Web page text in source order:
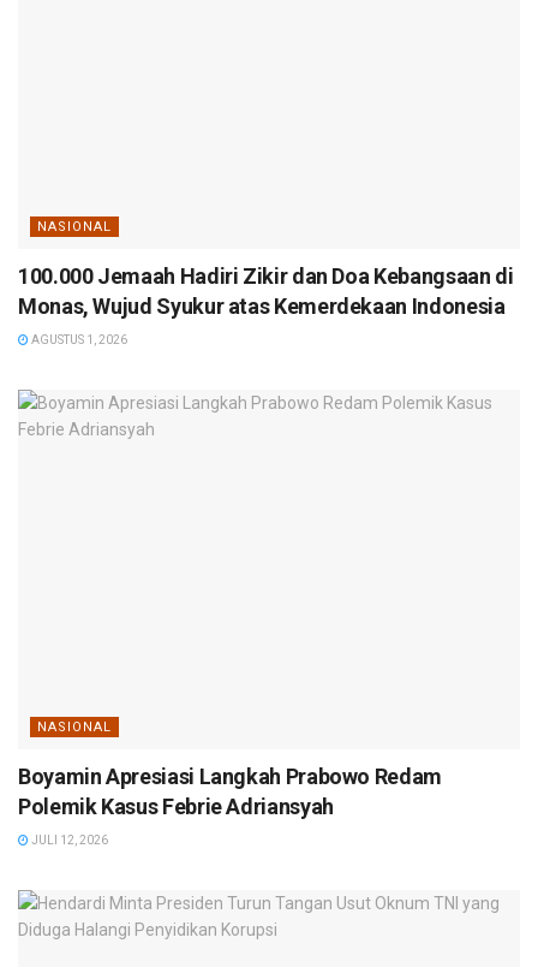
NASIONAL
100.000 Jemaah Hadiri Zikir dan Doa Kebangsaan di
Monas, Wujud Syukur atas Kemerdekaan Indonesia
AGUSTUS 1, 2026
NASIONAL
Boyamin Apresiasi Langkah Prabowo Redam
Polemik Kasus Febrie Adriansyah
JULI 12, 2026